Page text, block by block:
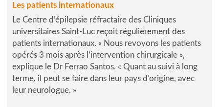
Les patients internationaux
Le Centre d’épilepsie réfractaire des Cliniques
universitaires Saint-Luc reçoit régulièrement des
patients internationaux. « Nous revoyons les patients
opérés 3 mois après l’intervention chirurgicale »,
explique le Dr Ferrao Santos. « Quant au suivi à long
terme, il peut se faire dans leur pays d’origine, avec
leur neurologue. »